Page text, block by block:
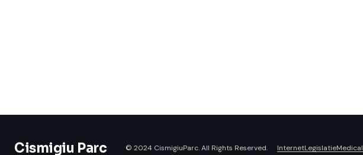
Cismigiu Parc © 2024 CismigiuParc. All Rights Reserved. InternetLegislatieMedical